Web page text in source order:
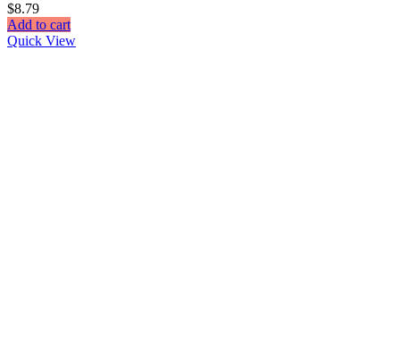
$8.79
Add to cart
Quick View